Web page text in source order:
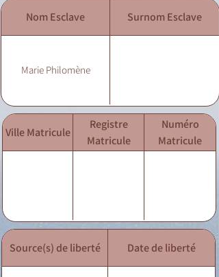
Nom Esclave Surnom Esclave
Marie Philomène
Ville Matricule
Registre
Matricule
Numéro
Matricule
Source(s) de liberté Date de liberté